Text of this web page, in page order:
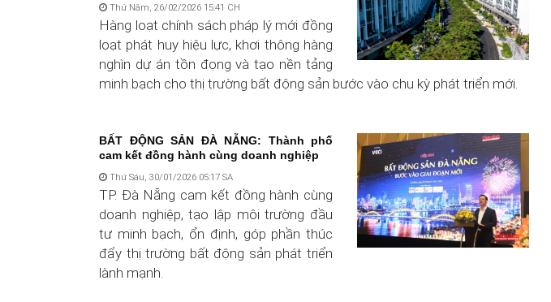
Thứ Năm, 26/02/2026 15:41 CH
Hàng loạt chính sách pháp lý mới đồng
loạt phát huy hiệu lực, khơi thông hàng
nghìn dự án tồn đọng và tạo nền tảng
minh bạch cho thị trường bất động sản bước vào chu kỳ phát triển mới.
BẤT ĐỘNG SẢN ĐÀ NẴNG: Thành phố
cam kết đồng hành cùng doanh nghiệp
Thứ Sáu, 30/01/2026 05:17 SA
TP. Đà Nẵng cam kết đồng hành cùng
doanh nghiệp, tạo lập môi trường đầu
tư minh bạch, ổn định, góp phần thúc
đẩy thị trường bất động sản phát triển
lành mạnh.